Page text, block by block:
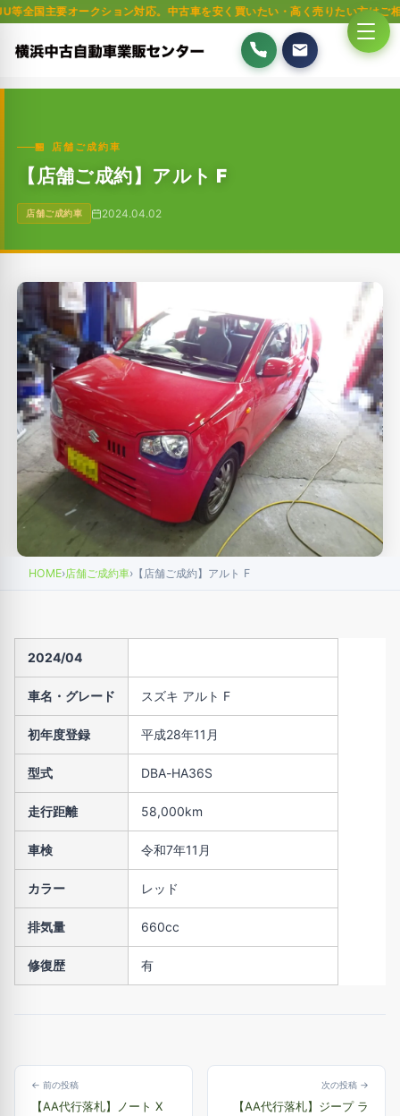
クション対応。中古車を安く買いたい・高く売りたい方はご相談ください
🏪 店舗ご成約車
【店舗ご成約】アルト F
店舗ご成約車 2024.04.02
HOME›店舗ご成約車› 【店舗ご成約】アルト F
2024/04
車名・グレード スズキ アルト F
初年度登録 平成28年11月
型式 DBA-HA36S
走行距離 58,000km
車検 令和7年11月
カラー レッド
排気量 660cc
修復歴 有
← 前の投稿
【AA代行落札】ノート X
次の投稿 →
【AA代行落札】ジープ ラ